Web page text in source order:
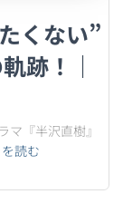
くない”
跡！｜
マ『半沢直樹』
読む